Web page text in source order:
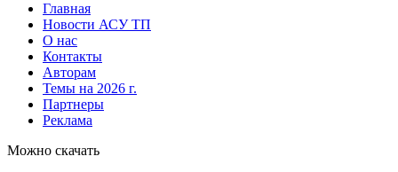
Главная
Новости АСУ ТП
О нас
Контакты
Авторам
Темы на 2026 г.
Партнеры
Реклама
Можно скачать